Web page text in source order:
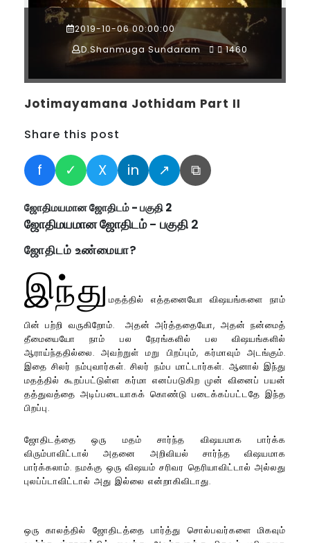
2019-10-06 00:00:00
D.Shanmuga Sundaram
1460
Jotimayamana Jothidam Part II
Share this post
f ✓ X in ↗ ⧉
ஜோதிமயமான ஜோதிடம் - பகுதி 2
ஜோதிமயமான ஜோதிடம் - பகுதி 2
ஜோதிடம் உண்மையா?
இந்து மதத்தில் எத்தனையோ விஷயங்களை நாம்
பின் பற்றி வருகிறோம். அதன் அர்த்ததையோ, அதன் நன்மைத்
தீமையையோ நாம் பல நேரங்களில் பல விஷயங்களில்
ஆராய்ந்ததில்லை. அவற்றுள் மறு பிறப்பும், கர்மாவும் அடங்கும்.
இதை சிலர் நம்புவார்கள். சிலர் நம்ப மாட்டார்கள். ஆனால் இந்து
மதத்தில் கூறப்பட்டுள்ள கர்மா எனப்படுகிற முன் வினைப் பயன்
தத்துவத்தை அடிப்படையாகக் கொண்டு படைக்கப்பட்டதே இந்த
பிறப்பு.
ஜோதிடத்தை ஒரு மதம் சார்ந்த விஷயமாக பார்க்க
விரும்பாவிட்டால் அதனை அறிவியல் சார்ந்த விஷயமாக
பார்க்கலாம். நமக்கு ஒரு விஷயம் சரிவர தெரியாவிட்டால் அல்லது
புலப்ப்டாவிட்டால் அது இல்லை என்றாகிவிடாது.
ஒரு காலத்தில் ஜோதிடத்தை பார்த்து சொல்பவர்களை மிகவும்